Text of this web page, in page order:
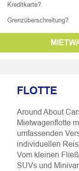
Kreditkarte?
Grenzüberschreitung?
FLOTTE
Around About
Mietwagenflotte
umfassenden
individuellen
Vom kleinen
SUVs und